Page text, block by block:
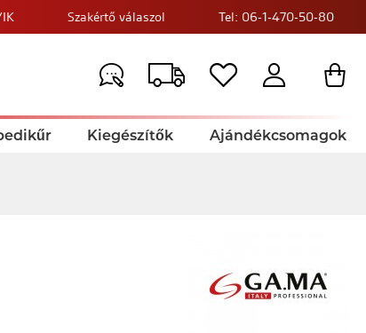
Szakértő válaszol Tel: 06-1-470-50-80
Kiegészítők Ajándékcsomagok